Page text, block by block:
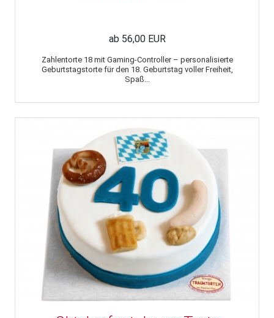
ab 56,00 EUR
Zahlentorte 18 mit Gaming-Controller – personalisierte
Geburtstagstorte für den 18. Geburtstag voller Freiheit,
Spaß...